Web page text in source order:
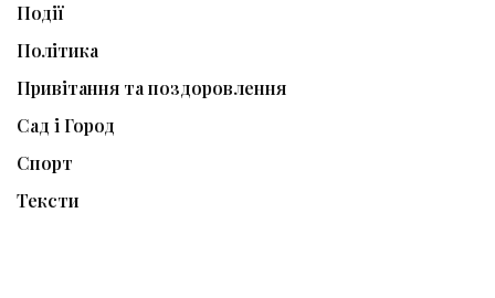
Події
Політика
Привітання та поздоровлення
Сад і Город
Спорт
Тексти